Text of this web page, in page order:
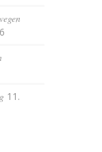
11.